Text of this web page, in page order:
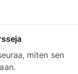
miten sen